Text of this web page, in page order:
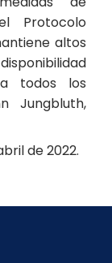
Protocolo
altos
todos los
Jungbluth,
de 2022.